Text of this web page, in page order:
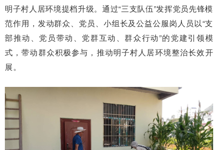
明子村人居环境提档升级。通过“三支队伍”发挥党员先锋模
范作用，发动群众、党员、小组长及公益公服岗人员以“支
部推动、党员带动、党群互动、群众行动”的党建引领模
式，带动群众积极参与，推动明子村人居环境整治长效开
展。